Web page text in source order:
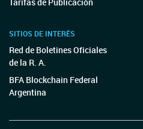
SITIOS DE INTERÉS
Red de Boletines Oficiales
de la R. A.
BFA Blockchain Federal
Argentina